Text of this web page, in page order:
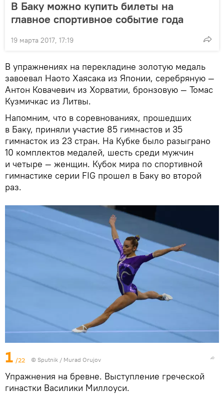
В Баку можно купить билеты на
главное спортивное событие года
19 марта 2017, 17:19
В упражнениях на перекладине золотую медаль
завоевал Наото Хаясака из Японии, серебряную —
Антон Ковачевич из Хорватии, бронзовую — Томас
Кузмичкас из Литвы.
Напомним, что в соревнованиях, прошедших
в Баку, приняли участие 85 гимнастов и 35
гимнасток из 23 стран. На Кубке было разыграно
10 комплектов медалей, шесть среди мужчин
и четыре — женщин. Кубок мира по спортивной
гимнастике серии FIG прошел в Баку во второй
раз.
1 /22 © Sputnik / Murad Orujov
Упражнения на бревне. Выступление греческой
гинастки Василики Миллоуси.